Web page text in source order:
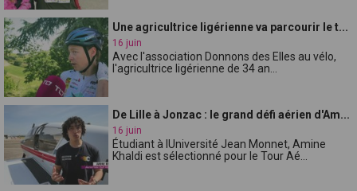
Une agricultrice ligérienne va parcourir le t...
16 juin
Avec l'association Donnons des Elles au vélo,
l'agricultrice ligérienne de 34 an...
De Lille à Jonzac : le grand défi aérien d'Am...
16 juin
Étudiant à lUniversité Jean Monnet, Amine
Khaldi est sélectionné pour le Tour Aé...